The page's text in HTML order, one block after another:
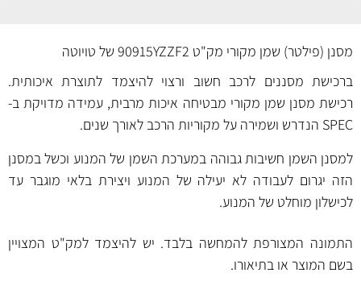
מסנן (פילטר) שמן מקורי מק"ט 90915YZZF2 של טויוטה
ברכישת מסננים לרכב חשוב ורצוי להיצמד לתוצרת איכותית.
רכישת מסנן שמן מקורי מבטיחה איכות מרבית, עמידה מדויקת ב-
SPEC הנדרש ושמירה על מקוריות הרכב לאורך שנים.
למסנן השמן חשיבות גבוהה במערכת השמן של המנוע וכשל במסנן
הזה יגרום לעבודה לא יעילה של המנוע ויצירת בלאי מוגבר עד
לכישלון מוחלט של המנוע.
התמונה המצורפת להמחשה בלבד. יש להיצמד למק"ט המצויין
בשם המוצר או בתיאורו.